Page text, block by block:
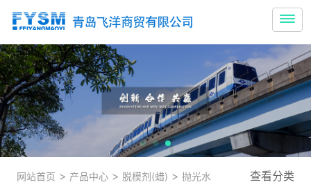
网站首页 > 产品中心 > 脱模剂(蜡) > 抛光水 查看分类